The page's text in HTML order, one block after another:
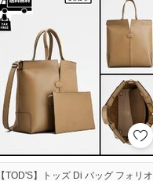
【TOD'S】トッズ Di バッグ フォリオ